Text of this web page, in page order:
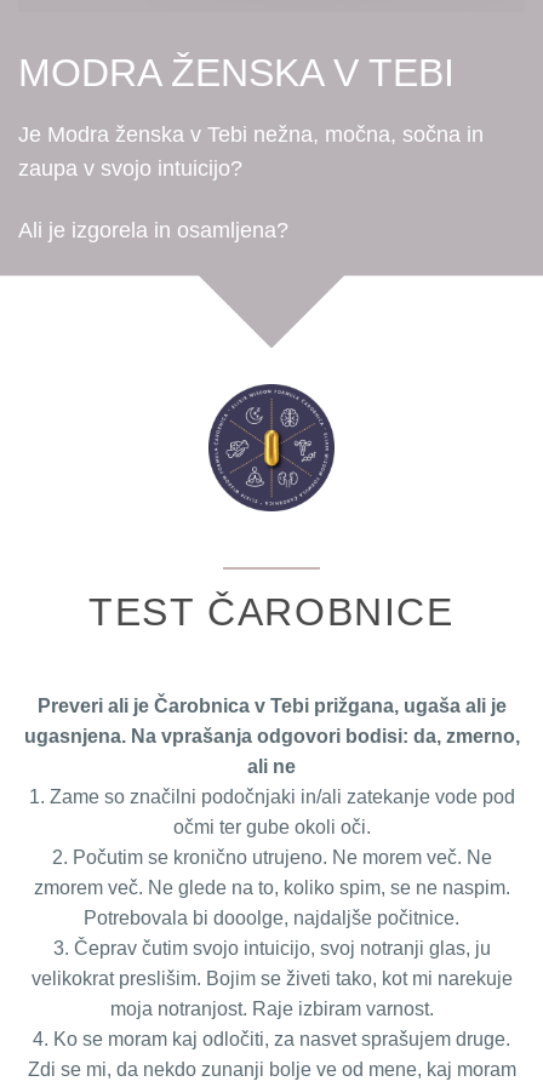
MODRA ŽENSKA V TEBI
Je Modra ženska v Tebi nežna, močna, sočna in
zaupa v svojo intuicijo?
Ali je izgorela in osamljena?
TEST ČAROBNICE
Preveri ali je Čarobnica v Tebi prižgana, ugaša ali je
ugasnjena. Na vprašanja odgovori bodisi: da, zmerno,
ali ne
1. Zame so značilni podočnjaki in/ali zatekanje vode pod
očmi ter gube okoli oči.
2. Počutim se kronično utrujeno. Ne morem več. Ne
zmorem več. Ne glede na to, koliko spim, se ne naspim.
Potrebovala bi dooolge, najdaljše počitnice.
3. Čeprav čutim svojo intuicijo, svoj notranji glas, ju
velikokrat preslišim. Bojim se živeti tako, kot mi narekuje
moja notranjost. Raje izbiram varnost.
4. Ko se moram kaj odločiti, za nasvet sprašujem druge.
Zdi se mi, da nekdo zunanji bolje ve od mene, kaj moram